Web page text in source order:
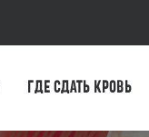
ГДЕ СДАТЬ КРОВЬ